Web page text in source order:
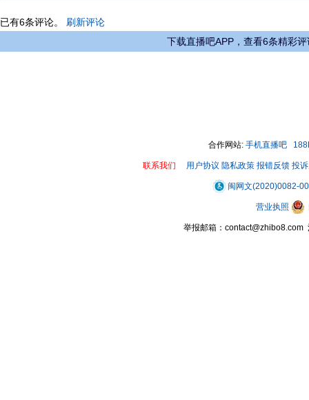
已有6条评论。 刷新评论
下载直播吧APP，查看6条精彩评
合作网站: 手机直播吧
联系我们 用户协议 隐私政策 报错反馈 投
闽网文(2020)0082-
营业执照
举报邮箱：